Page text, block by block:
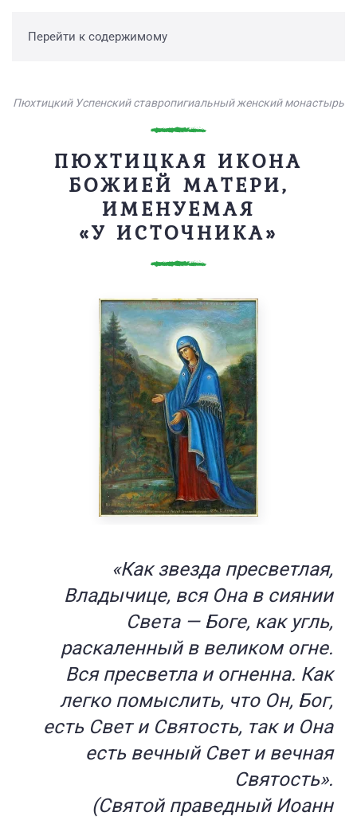
Перейти к содержимому
Пюхтицкий Успенский ставропигиальный женский монастырь
ПЮХТИЦКАЯ ИКОНА
БОЖИЕЙ МАТЕРИ,
ИМЕНУЕМАЯ
«У ИСТОЧНИКА»
«Как звезда пресветлая,
Владычице, вся Она в сиянии
Света — Боге, как угль,
раскаленный в великом огне.
Вся пресветла и огненна. Как
легко помыслить, что Он, Бог,
есть Свет и Святость, так и Она
есть вечный Свет и вечная
Святость».
(Святой праведный Иоанн